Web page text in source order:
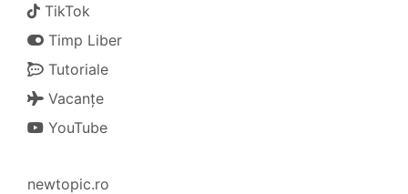
TikTok
Timp Liber
Tutoriale
Vacanțe
YouTube
newtopic.ro